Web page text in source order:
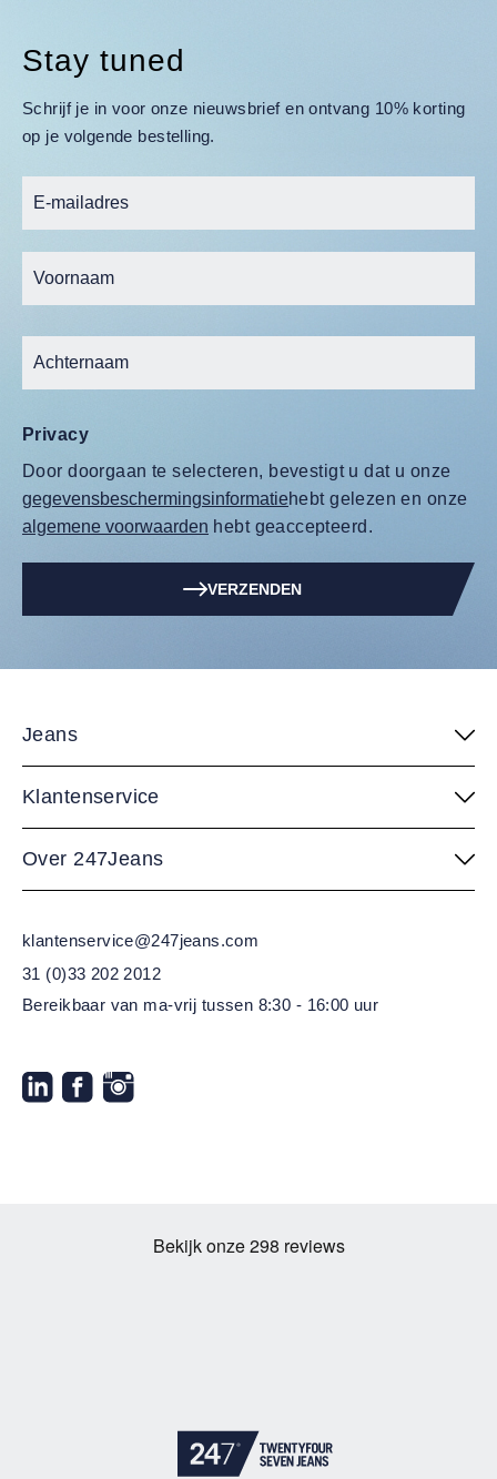
Stay tuned
Schrijf je in voor onze nieuwsbrief en ontvang 10% korting
op je volgende bestelling.
Privacy
Door doorgaan te selecteren, bevestigt u dat u onze
gegevensbeschermingsinformatiehebt gelezen en onze
algemene voorwaarden hebt geaccepteerd.
VERZENDEN
Jeans
Klantenservice
Over 247Jeans
klantenservice@247jeans.com
31 (0)33 202 2012
Bereikbaar van ma-vrij tussen 8:30 - 16:00 uur